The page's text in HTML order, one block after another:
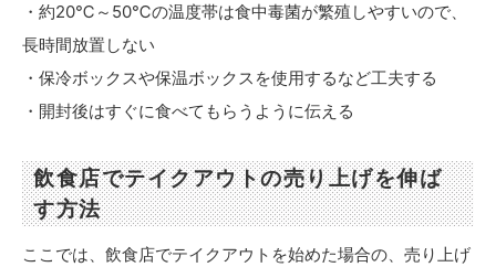
・約20℃～50℃の温度帯は食中毒菌が繁殖しやすいので、
長時間放置しない
・保冷ボックスや保温ボックスを使用するなど工夫する
・開封後はすぐに食べてもらうように伝える
飲食店でテイクアウトの売り上げを伸ば
す方法
ここでは、飲食店でテイクアウトを始めた場合の、売り上げ